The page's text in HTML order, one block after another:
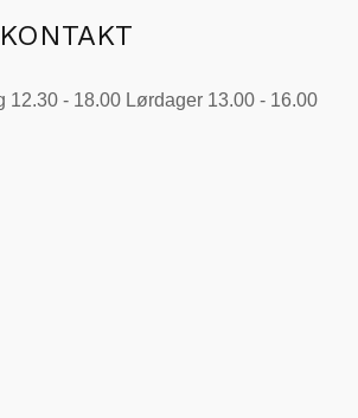
12.30 - 18.00 Lørdager 13.00 - 16.00